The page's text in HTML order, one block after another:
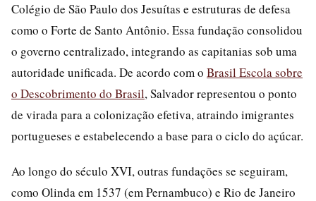
Colégio de São Paulo dos Jesuítas e estruturas de defesa
como o Forte de Santo Antônio. Essa fundação consolidou
o governo centralizado, integrando as capitanias sob uma
autoridade unificada. De acordo com o Brasil Escola sobre
o Descobrimento do Brasil, Salvador representou o ponto
de virada para a colonização efetiva, atraindo imigrantes
portugueses e estabelecendo a base para o ciclo do açúcar.
Ao longo do século XVI, outras fundações se seguiram,
como Olinda em 1537 (em Pernambuco) e Rio de Janeiro